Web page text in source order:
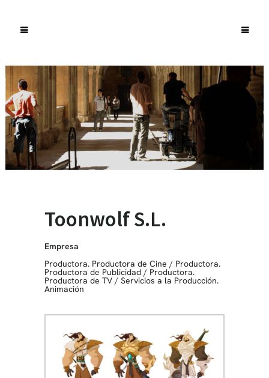
Toonwolf S.L.
Empresa
Productora. Productora de Cine / Productora.
Productora de Publicidad/ Productora.
Productora de TV/ Servicios a la Producción.
Animación